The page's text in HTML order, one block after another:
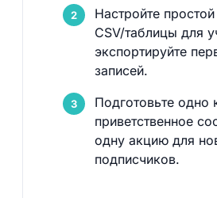
Настройте
CSV/таблицы для
экспортируйте
записей.
Подготовьте одно
приветственное
одну акцию для
подписчиков.